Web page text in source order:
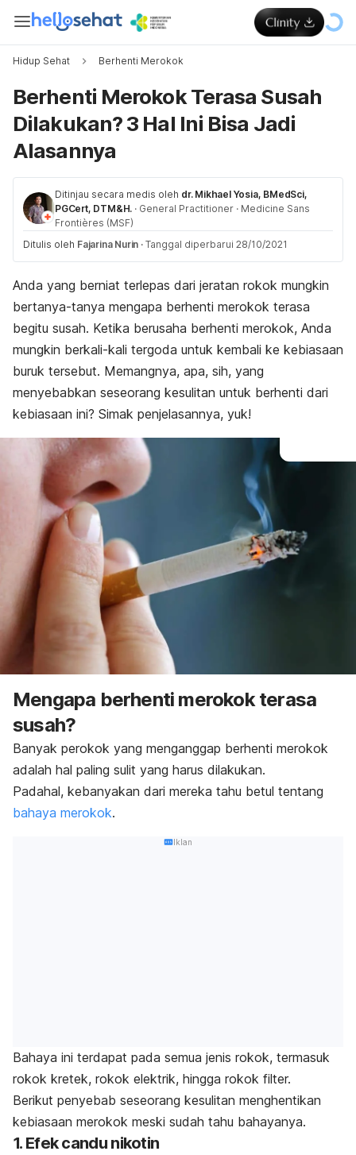
Hidup Sehat Berhenti Merokok
Berhenti Merokok Terasa Susah
Dilakukan? 3 Hal Ini Bisa Jadi
Alasannya
Ditinjau secara medis oleh dr. Mikhael Yosia, BMedSci,
PGCert, DTM&H. · General Practitioner · Medicine Sans
Frontières (MSF)
Ditulis oleh Fajarina Nurin · Tanggal diperbarui 28/10/2021
Anda yang berniat terlepas dari jeratan rokok mungkin
bertanya-tanya mengapa berhenti merokok terasa
begitu susah. Ketika berusaha berhenti merokok, Anda
mungkin berkali-kali tergoda untuk kembali ke kebiasaan
buruk tersebut. Memangnya, apa, sih, yang
menyebabkan seseorang kesulitan untuk berhenti dari
kebiasaan ini? Simak penjelasannya, yuk!
Mengapa berhenti merokok terasa
susah?
Banyak perokok yang menganggap berhenti merokok
adalah hal paling sulit yang harus dilakukan.
Padahal, kebanyakan dari mereka tahu betul tentang
bahaya merokok.
Iklan
Bahaya ini terdapat pada semua jenis rokok, termasuk
rokok kretek, rokok elektrik, hingga rokok filter.
Berikut penyebab seseorang kesulitan menghentikan
kebiasaan merokok meski sudah tahu bahayanya.
1. Efek candu nikotin